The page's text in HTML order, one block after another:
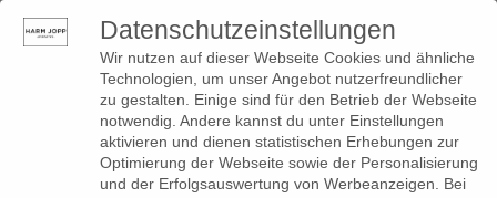
Toggle
Produkte
verschlagwortet mit
Datenschutzeinstellungen
Wir nutzen auf dieser Webseite Cookies und ähnliche
Technologien, um unser Angebot nutzerfreundlicher
zu gestalten. Einige sind für den Betrieb der Webseite
notwendig. Andere kannst du unter Einstellungen
aktivieren und dienen statistischen Erhebungen zur
Optimierung der Webseite sowie der Personalisierung
und der Erfolgsauswertung von Werbeanzeigen. Bei